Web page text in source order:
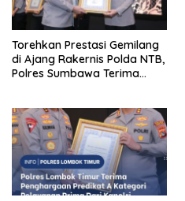
Torehkan Prestasi Gemilang
di Ajang Rakernis Polda NTB,
Polres Sumbawa Terima